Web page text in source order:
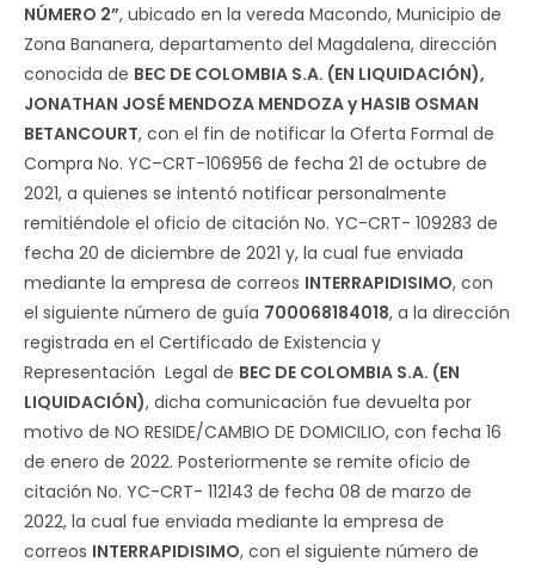
NÚMERO 2”, ubicado en la vereda Macondo, Municipio de
Zona Bananera, departamento del Magdalena, dirección
conocida de BEC DE COLOMBIA S.A. (EN LIQUIDACIÓN),
JONATHAN JOSÉ MENDOZA MENDOZA y HASIB OSMAN
BETANCOURT, con el fin de notificar la Oferta Formal de
Compra No. YC–CRT-106956 de fecha 21 de octubre de
2021, a quienes se intentó notificar personalmente
remitiéndole el oficio de citación No. YC-CRT- 109283 de
fecha 20 de diciembre de 2021 y, la cual fue enviada
mediante la empresa de correos INTERRAPIDISIMO, con
el siguiente número de guía 700068184018, a la dirección
registrada en el Certificado de Existencia y
Representación Legal de BEC DE COLOMBIA S.A. (EN
LIQUIDACIÓN), dicha comunicación fue devuelta por
motivo de NO RESIDE/CAMBIO DE DOMICILIO, con fecha 16
de enero de 2022. Posteriormente se remite oficio de
citación No. YC-CRT- 112143 de fecha 08 de marzo de
2022, la cual fue enviada mediante la empresa de
correos INTERRAPIDISIMO, con el siguiente número de